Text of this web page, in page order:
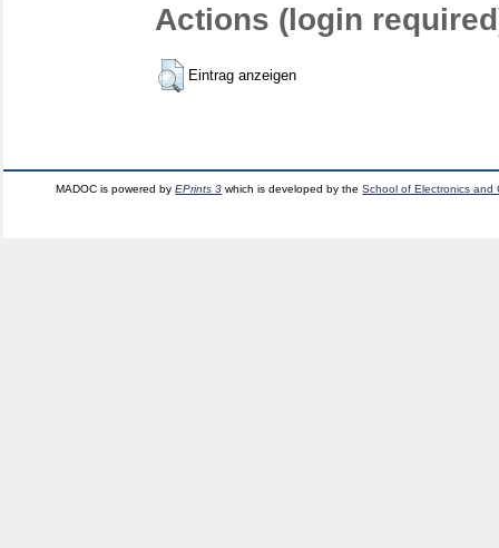
Actions (login
Eintrag anzeigen
MADOC is powered byEPrints 3 which is developed by theSchool of Electronics and